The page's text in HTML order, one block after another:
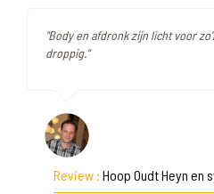
"Body en afdronk zijn licht voor
droppig."
Review : Hoop Oudt Heyn en